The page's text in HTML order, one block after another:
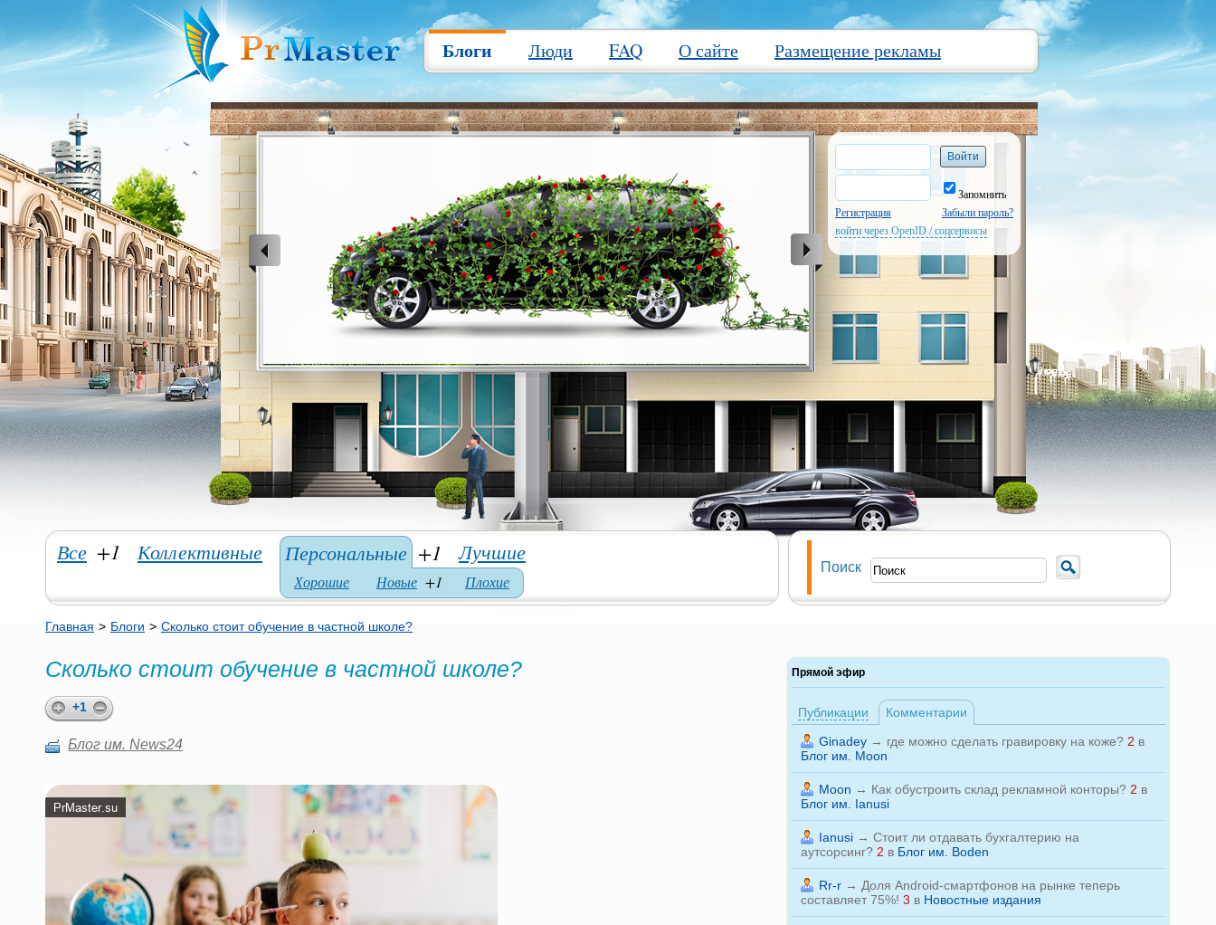
Блоги Люди FAQ О сайте Размещение рекламы
Запомнить
Регистрация
Забыли пароль?
войти через OpenID / соцсервисы
Все +1 Коллективные Персональные +1
Хорошие Новые +1 Плохие
Лучшие
Поиск
Главная > Блоги > Сколько стоит обучение в частной школе?
Сколько стоит обучение в частной школе?
+1
Блог им. News24
Прямой эфир
Публикации
Комментарии
Ginadey→ где можно сделать гравировку на коже? 2 в
Блог им. Moon
Moon → Как обустроить склад рекламной конторы? 2 в
Блог им. Ianusi
Ianusi→ Стоит ли отдавать бухгалтерию на
аутсорсинг? 2 в Блог им. Boden
Rr-r→ Доля Android-смартфонов на рынке теперь
составляет 75%! 3 в Новостные издания